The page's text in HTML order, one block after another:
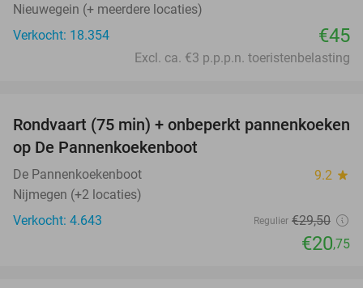
Nieuwegein (+ meerdere locaties)
Verkocht: 18.354
€45
Excl. ca. €3 p.p.p.n. toeristenbelasting
30%
Rondvaart (75 min) + onbeperkt pannenkoeken
op De Pannenkoekenboot
De Pannenkoekenboot 9.2 star
Nijmegen (+2 locaties)
Verkocht: 4.643
Regulier €29,50
€20,75